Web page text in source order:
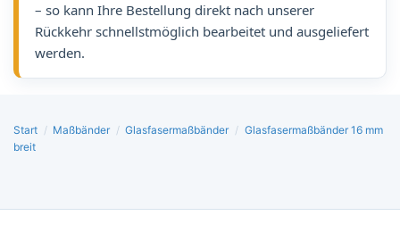
– so kann Ihre Bestellung direkt nach unserer
Rückkehr schnellstmöglich bearbeitet und ausgeliefert
werden.
Start / Maßbänder / Glasfasermaßbänder / Glasfasermaßbänder 16 mm
breit